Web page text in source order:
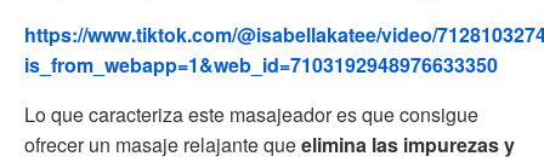
https://www.tiktok.com/@isabellakatee/video/
is_from_webapp=1&web_id=7103192948976633350
Lo que caracteriza este masajeador es que consigue
ofrecer un masaje relajante queelimina las impurezas y